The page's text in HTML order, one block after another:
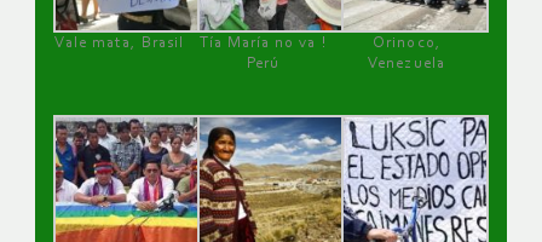
Vale mata, Brasil
Tía María no va !
Perú
Orinoco,
Venezuela